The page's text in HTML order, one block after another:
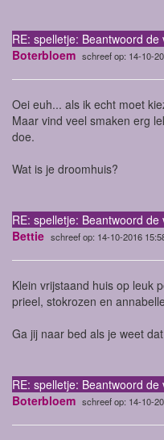
RE: spelletje: Beantwoord de
Boterbloem schreef op: 14-10-
Oei euh... als ik echt moet
Maar vind veel smaken erg
doe.
Wat is je droomhuis?
RE: spelletje: Beantwoord de
Bettie schreef op: 14-10-2016
Klein vrijstaand huis op leuk
prieel, stokrozen en
Ga jij naar bed als je weet
RE: spelletje: Beantwoord de
Boterbloem schreef op: 14-10-